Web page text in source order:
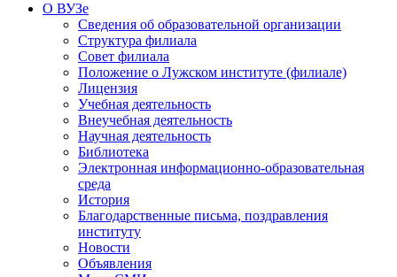
О ВУЗе
Сведения об образовательной организации
Структура филиала
Совет филиала
Положение о Лужском институте (филиале)
Лицензия
Учебная деятельность
Внеучебная деятельность
Научная деятельность
Библиотека
Электронная информационно-образовательная
среда
История
Благодарственные письма, поздравления
институту
Новости
Объявления